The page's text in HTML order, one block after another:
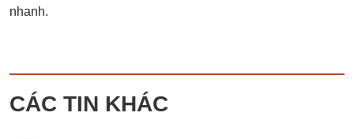
nhanh.
CÁC TIN KHÁC